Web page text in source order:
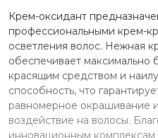
Крем-оксидант
профессиональными крем-
осветления волос. Нежная
обеспечивает
красящим средством и
способность, что
равномерное окрашивание
воздействие на волосы.
инновационным комплексам